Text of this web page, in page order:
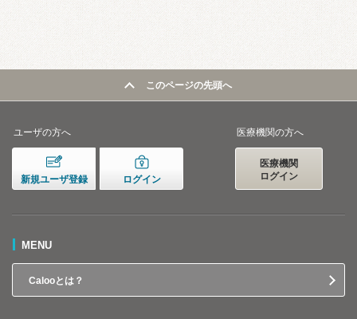
このページの先頭へ
ユーザの方へ
新規ユーザ登録 ログイン
医療機関の方へ
医療機関
ログイン
MENU
Calooとは？